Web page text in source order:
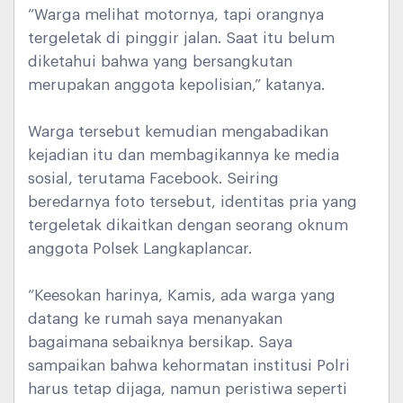
“Warga melihat motornya, tapi orangnya
tergeletak di pinggir jalan. Saat itu belum
diketahui bahwa yang bersangkutan
merupakan anggota kepolisian,” katanya.
Warga tersebut kemudian mengabadikan
kejadian itu dan membagikannya ke media
sosial, terutama Facebook. Seiring
beredarnya foto tersebut, identitas pria yang
tergeletak dikaitkan dengan seorang oknum
anggota Polsek Langkaplancar.
“Keesokan harinya, Kamis, ada warga yang
datang ke rumah saya menanyakan
bagaimana sebaiknya bersikap. Saya
sampaikan bahwa kehormatan institusi Polri
harus tetap dijaga, namun peristiwa seperti